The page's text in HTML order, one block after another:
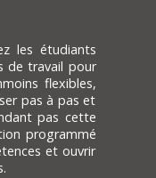
les étudiants
de travail pour
flexibles,
pas à pas et
pas cette
programmé
et ouvrir